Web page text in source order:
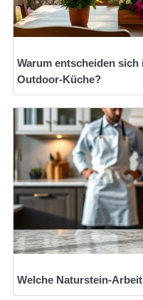
Warum entscheiden
Outdoor-Küche?
Welche Naturstein-